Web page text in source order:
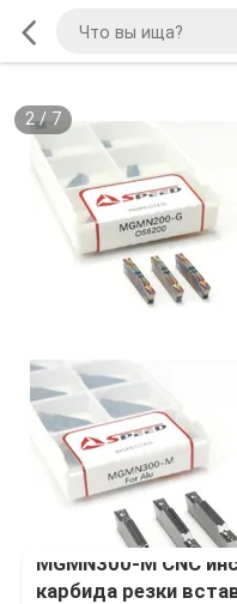
2/ 7
MGMN300-M CNC
карбида резки